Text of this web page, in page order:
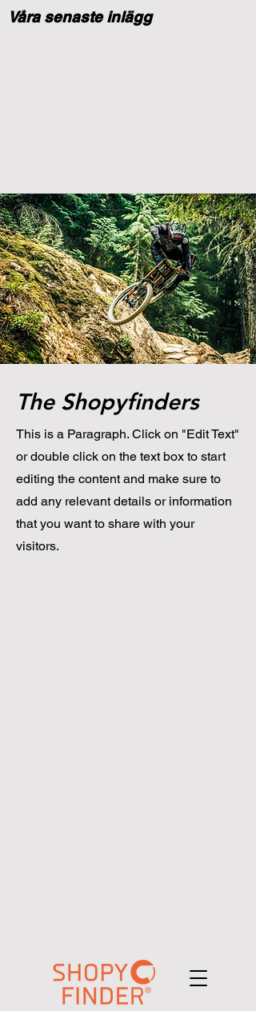
The Shopyfinders
This is a Paragraph. Click on "Edit Text"
or double click on the text box to start
editing the content and make sure to
add any relevant details or information
that you want to share with your
visitors.
Våra senaste inlägg